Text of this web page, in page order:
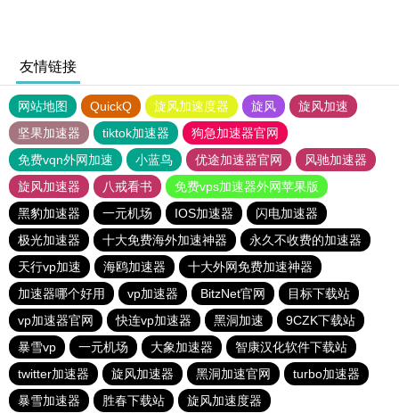
友情链接
网站地图 QuickQ 旋风加速度器 旋风
旋风加速
坚果加速器
tiktok加速器
狗急加速器官网
免费vqn外网加速
小蓝鸟 优途加速器官网
风驰加速器
旋风加速器
八戒看书
免费vps加速器外网苹果版
黑豹加速器
一元机场 IOS加速器
闪电加速器
极光加速器
十大免费海外加速神器
永久不收费的加速器
天行vp加速
海鸥加速器
十大外网免费加速神器
加速器哪个好用
vp加速器 BitzNet官网
目标下载站
vp加速器官网
快连vp加速器 黑洞加速
9CZK下载站
暴雪vp
一元机场 大象加速器
智康汉化软件下载站
twitter加速器
旋风加速器 黑洞加速官网
turbo加速器
暴雪加速器
胜春下载站 旋风加速度器